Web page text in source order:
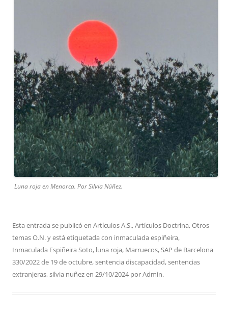
Luna roja en Menorca. Por Silvia Núñez.
Esta entrada se publicó en Artículos A.S.,Artículos Doctrina,Otros
temas O.N.y está etiquetada con inmaculada espiñeira,
Inmaculada Espiñeira Soto, luna roja, Marruecos,SAP de Barcelona
330/2022 de 19 de octubre,sentencia discapacidad,sentencias
extranjeras,silvia nuñezen 29/10/2024porAdmin.